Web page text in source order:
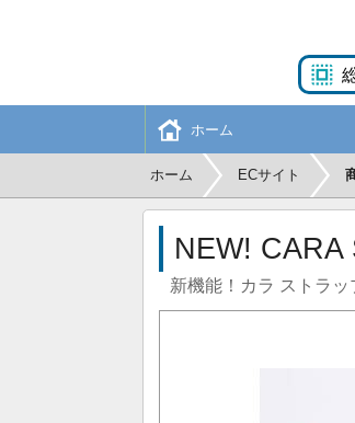
ホーム
ホーム ECサイト
NEW! CARA
新機能！カラ ストラッ